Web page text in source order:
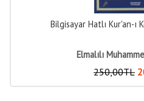
Bilgisayar Hatlı Kur'an-ı
Elmalılı
250,00TL